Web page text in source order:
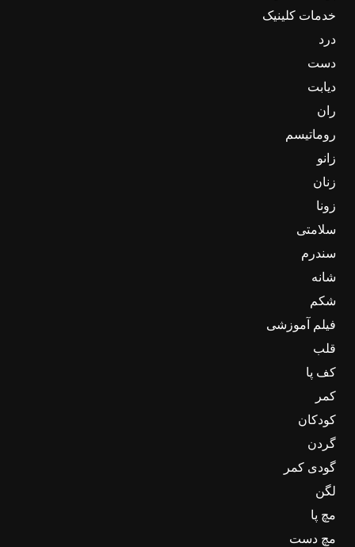
خدمات کلینیک
درد
دست
دیابت
ران
روماتیسم
زانو
زنان
زونا
سلامتی
سندرم
شانه
شکم
فیلم آموزشی
قلب
کف پا
کمر
کودکان
گردن
گودی کمر
لگن
مچ پا
مچ دست